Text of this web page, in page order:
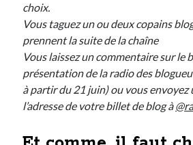
choix.
Vous taguez un ou deux copains
prennent la suite de la chaîne
Vous laissez un commentaire sur le
présentation de la radio des
à partir du 21 juin) ou vous envoyez
l’adresse de votre billet de blog à